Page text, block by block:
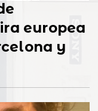
europea
y